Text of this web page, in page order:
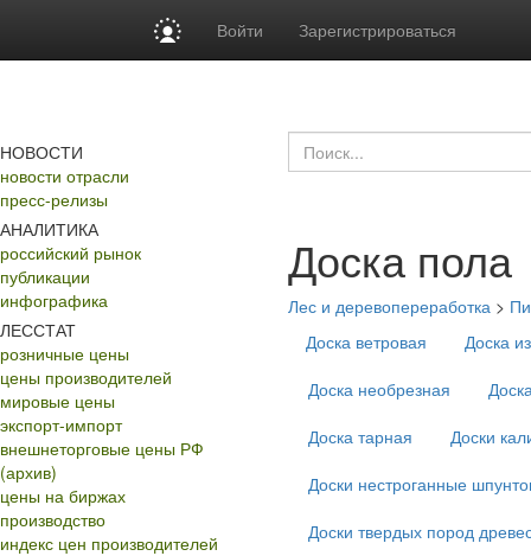
Войти Зарегистрироваться
НОВОСТИ
новости отрасли
пресс-релизы
АНАЛИТИКА
российский рынок
публикации
инфографика
ЛЕССТАТ
розничные цены
цены производителей
мировые цены
экспорт-импорт
внешнеторговые цены РФ
(архив)
цены на биржах
производство
индекс цен производителей
Доска пола
Лес и деревопереработка >
Доска ветровая
Доска
Доска необрезная
Доска тарная
Доски
Доски нестроганные
Доски твердых пород